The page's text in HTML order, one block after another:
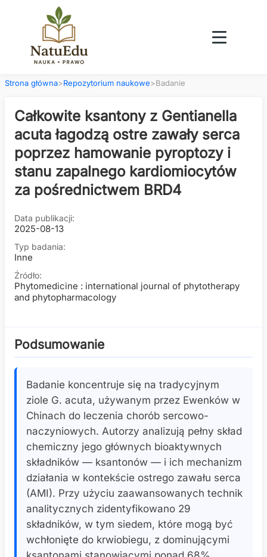
Strona główna>Repozytorium naukowe>Badanie
Całkowite ksantony z Gentianella
acuta łagodzą ostre zawały serca
poprzez hamowanie pyroptozy i
stanu zapalnego kardiomiocytów
za pośrednictwem BRD4
Data publikacji:
2025-08-13
Typ badania:
Inne
Źródło:
Phytomedicine : international journal of phytotherapy
and phytopharmacology
Podsumowanie
Badanie koncentruje się na tradycyjnym
ziole G. acuta, używanym przez Ewenków w
Chinach do leczenia chorób sercowo-
naczyniowych. Autorzy analizują pełny skład
chemiczny jego głównych bioaktywnych
składników — ksantonów — i ich mechanizm
działania w kontekście ostrego zawału serca
(AMI). Przy użyciu zaawansowanych technik
analitycznych zidentyfikowano 29
składników, w tym siedem, które mogą być
wchłonięte do krwiobiegu, z dominującymi